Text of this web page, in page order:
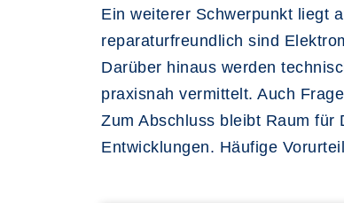
Ein weiterer Schwerpunkt liegt
reparaturfreundlich sind
Darüber hinaus werden
praxisnah vermittelt. Auch
Zum Abschluss bleibt Raum für
Entwicklungen. Häufige